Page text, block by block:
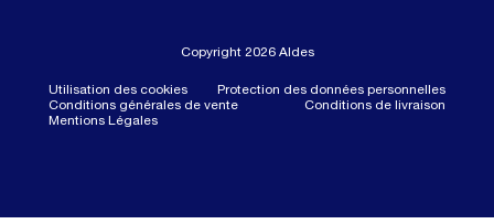
Copyright 2026 Aldes
Utilisation des cookies
Protection des données personnelles
Conditions générales de vente
Conditions de livraison
Mentions Légales